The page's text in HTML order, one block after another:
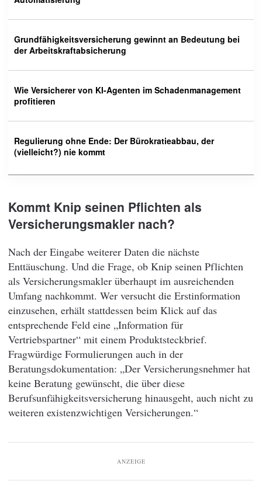
Grundfähigkeitsversicherung gewinnt an Bedeutung bei
der Arbeitskraftabsicherung
Wie Versicherer von KI-Agenten im Schadenmanagement
profitieren
Regulierung ohne Ende: Der Bürokratieabbau, der
(vielleicht?) nie kommt
Kommt Knip seinen Pflichten als
Versicherungsmakler nach?
Nach der Eingabe weiterer Daten die nächste
Enttäuschung. Und die Frage, ob Knip seinen Pflichten
als Versicherungsmakler überhaupt im ausreichenden
Umfang nachkommt. Wer versucht die Erstinformation
einzusehen, erhält stattdessen beim Klick auf das
entsprechende Feld eine „Information für
Vertriebspartner“ mit einem Produktsteckbrief.
Fragwürdige Formulierungen auch in der
Beratungsdokumentation: „Der Versicherungsnehmer hat
keine Beratung gewünscht, die über diese
Berufsunfähigkeitsversicherung hinausgeht, auch nicht zu
weiteren existenzwichtigen Versicherungen.“
ANZEIGE